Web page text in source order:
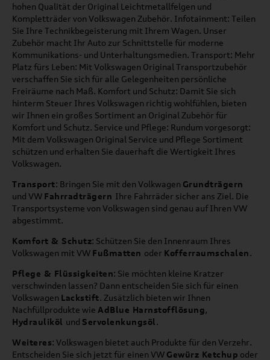
hohen Qualität der Original Leichtmetallfelgen und
Kompletträder von Volkswagen Zubehör. Infotainment: Teilen
Sie Ihre Technikbegeisterung mit Ihrem Wagen. Unser
Zubehör macht Ihr Auto zur Schnittstelle für moderne
Kommunikations- und Unterhaltungsmedien. Transport: Mehr
Platz fürs Leben: Mit Volkswagen Original Transportzubehör
verschaffen Sie sich für alle Gelegenheiten persönliche
Freiräume nach Maß. Komfort und Schutz: Damit Sie sich
hinterm Steuer Ihres Volkswagen richtig wohlfühlen, bieten
wir Ihnen ein großes Sortiment an Original Zubehör für
Komfort und Schutz. Service und Pflege: Rundum vorgesorgt:
Mit dem Volkswagen Original Service und Pflege Sortiment
schützen und erhalten Sie dauerhaft die Wertigkeit Ihres
Volkswagen.
Transport: Bringen Sie mit den Volkwagen Grundträgern
und VW Fahrradträgern Ihre Fahrräder sicher ans Ziel. Die
Transportsysteme von Volkswagen sind genau auf Ihren VW
abgestimmt.
Komfort & Schutz: Schützen Sie den Innenraum Ihres
Volkswagen mit VW Fußmatten oder Kofferraumschalen.
Pflege & Flüssigkeiten: Sie möchten kleine Kratzer
verschwinden lassen? Dann entscheiden Sie sich für einen
Volkswagen Lackstift. Zusätzlich bieten wir Ihnen
Nachfüllprodukte wie AdBlue Harnstofflösung,
Hydrauliköl und Servolenkungsöl.
Weiteres: Volkswagen bietet auch Produkte für den Verzehr.
Entscheiden Sie sich jetzt für einen VW Gewürz Ketchup oder